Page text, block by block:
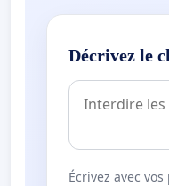
Décrivez le
Écrivez avec